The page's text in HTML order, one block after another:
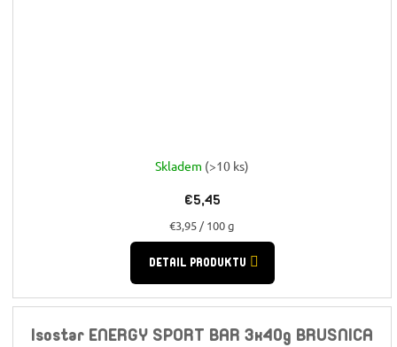
Skladem (>10 ks)
€5,45
Jednotková
cena:
€3,95 / 100 g
DETAIL PRODUKTU
Isostar ENERGY SPORT BAR 3x40g BRUSNICA